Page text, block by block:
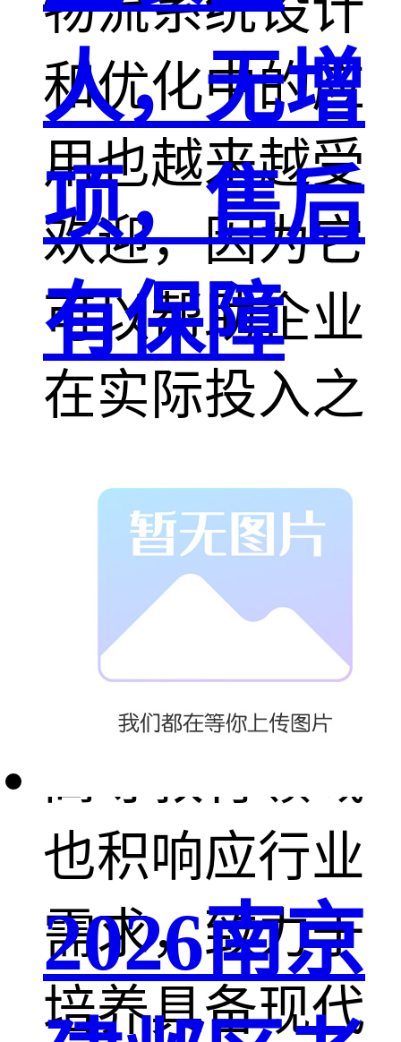
和优化中的应
用也越来越受
欢迎，因为它
可以帮助企业
在实际投入之
前模拟和评估
不同的物流方
案，从而降低
了决策风险。
高等教育领域
也积响应行业
需求，致力于
培养具备现代
人，无增
项，售后
有保障
2026南京